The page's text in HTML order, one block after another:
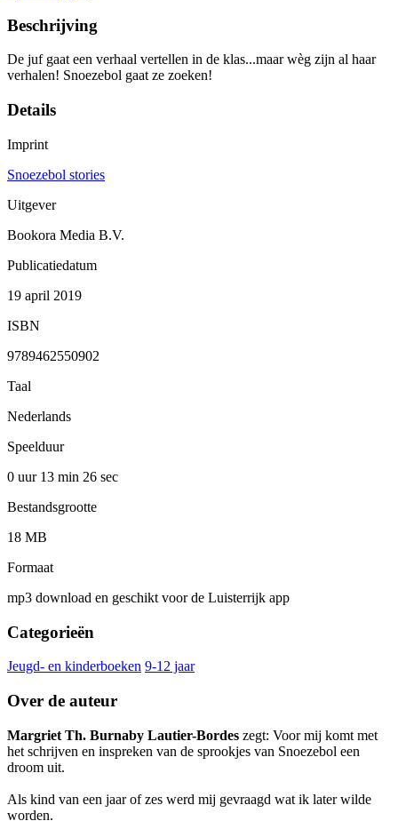
Beschrijving
De juf gaat een verhaal vertellen in de klas...maar wèg zijn al haar
verhalen! Snoezebol gaat ze zoeken!
Details
Imprint
Snoezebol stories
Uitgever
Bookora Media B.V.
Publicatiedatum
19 april 2019
ISBN
9789462550902
Taal
Nederlands
Speelduur
0 uur 13 min 26 sec
Bestandsgrootte
18 MB
Formaat
mp3 download en geschikt voor de Luisterrijk app
Categorieën
Jeugd- en kinderboeken 9-12 jaar
Over de auteur
Margriet Th. Burnaby Lautier-Bordes zegt: Voor mij komt met
het schrijven en inspreken van de sprookjes van Snoezebol een
droom uit.
Als kind van een jaar of zes werd mij gevraagd wat ik later wilde
worden.